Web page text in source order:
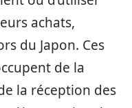
achats,
du Japon. Ces
de la
la réception des